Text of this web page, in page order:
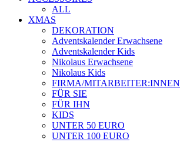
ALL
XMAS
DEKORATION
Adventskalender Erwachsene
Adventskalender Kids
Nikolaus Erwachsene
Nikolaus Kids
FIRMA/MITARBEITER:INNEN
FÜR SIE
FÜR IHN
KIDS
UNTER 50 EURO
UNTER 100 EURO